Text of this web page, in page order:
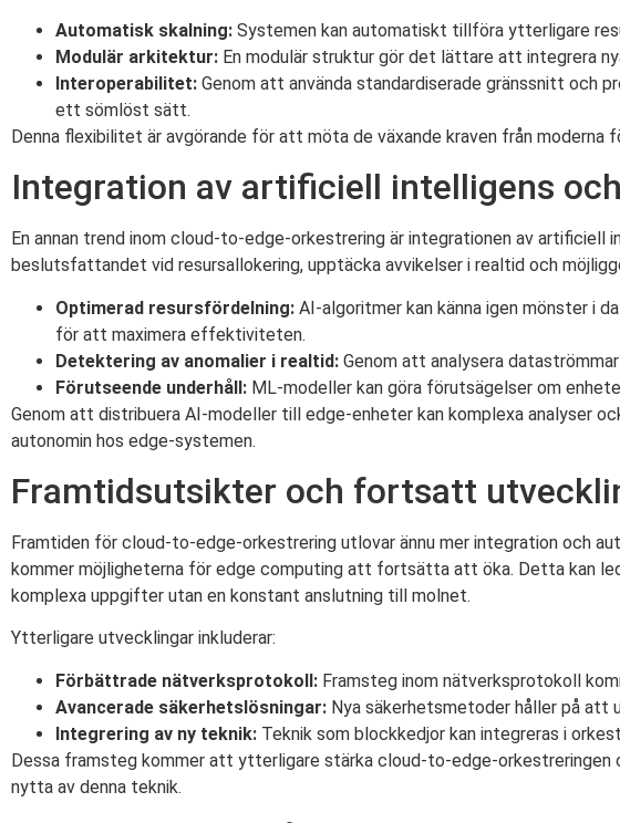
Automatisk skalning: Systemen kan automatiskt tillföra ytterligare
Modulär arkitektur: En modulär struktur gör det lättare att integrera
Interoperabilitet: Genom att använda standardiserade gränssnitt och
ett sömlöst sätt.
Denna flexibilitet är avgörande för att möta de växande kraven från
Integration av artificiell intelligens
En annan trend inom cloud-to-edge-orkestrering är integrationen av
beslutsfattandet vid resursallokering, upptäcka avvikelser i realtid och
Optimerad resursfördelning: AI-algoritmer kan känna igen mönster i
för att maximera effektiviteten.
Detektering av anomalier i realtid: Genom att analysera
Förutseende underhåll: ML-modeller kan göra förutsägelser om
Genom att distribuera AI-modeller till edge-enheter kan komplexa analyser
autonomin hos edge-systemen.
Framtidsutsikter och fortsatt
Framtiden för cloud-to-edge-orkestrering utlovar ännu mer integration och
kommer möjligheterna för edge computing att fortsätta att öka. Detta kan
komplexa uppgifter utan en konstant anslutning till molnet.
Ytterligare utvecklingar inkluderar:
Förbättrade nätverksprotokoll: Framsteg inom nätverksprotokoll
Avancerade säkerhetslösningar: Nya säkerhetsmetoder håller på
Integrering av ny teknik: Teknik som blockkedjor kan integreras i
Dessa framsteg kommer att ytterligare stärka cloud-to-edge-
nytta av denna teknik.